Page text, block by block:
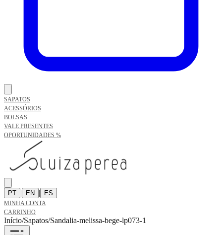
SAPATOS
ACESSÓRIOS
BOLSAS
VALE PRESENTES
OPORTUNIDADES %
PT | EN | ES
MINHA CONTA
CARRINHO
Início/Sapatos/Sandalia-melissa-bege-lp073-1